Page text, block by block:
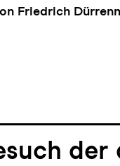
Friedrich
der